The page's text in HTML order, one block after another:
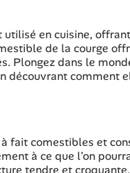
en cuisine,
de la courge
Plongez dans le
découvrant comment
fait comestibles et
à ce que l'on
tendre et